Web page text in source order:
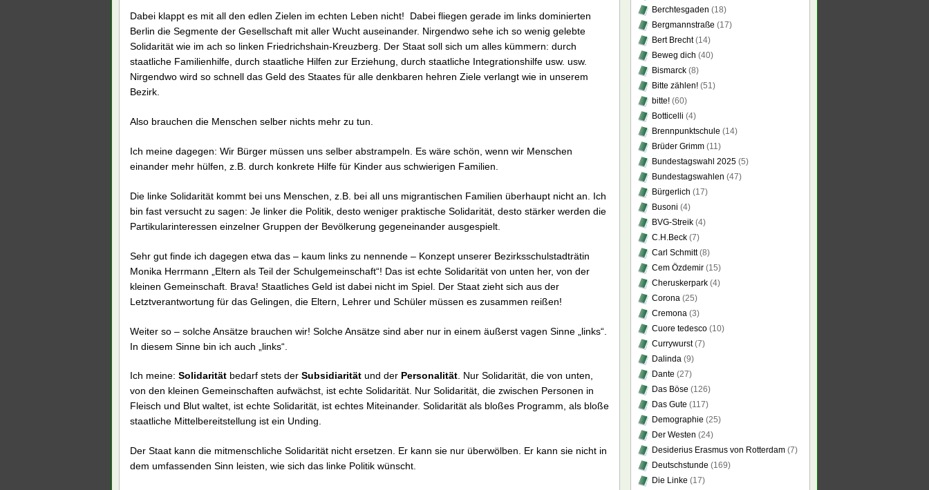
Dabei klappt es mit all den edlen Zielen im echten Leben nicht! Dabei fliegen gerade im links dominierten
Berlin die Segmente der Gesellschaft mit aller Wucht auseinander. Nirgendwo sehe ich so wenig gelebte
Solidarität wie im ach so linken Friedrichshain-Kreuzberg. Der Staat soll sich um alles kümmern: durch
staatliche Familienhilfe, durch staatliche Hilfen zur Erziehung, durch staatliche Integrationshilfe usw. usw.
Nirgendwo wird so schnell das Geld des Staates für alle denkbaren hehren Ziele verlangt wie in unserem
Bezirk.
Also brauchen die Menschen selber nichts mehr zu tun.
Ich meine dagegen: Wir Bürger müssen uns selber abstrampeln. Es wäre schön, wenn wir Menschen
einander mehr hülfen, z.B. durch konkrete Hilfe für Kinder aus schwierigen Familien.
Die linke Solidarität kommt bei uns Menschen, z.B. bei all uns migrantischen Familien überhaupt nicht an. Ich
bin fast versucht zu sagen: Je linker die Politik, desto weniger praktische Solidarität, desto stärker werden die
Partikularinteressen einzelner Gruppen der Bevölkerung gegeneinander ausgespielt.
Sehr gut finde ich dagegen etwa das – kaum links zu nennende – Konzept unserer Bezirksschulstadträtin
Monika Herrmann „Eltern als Teil der Schulgemeinschaft“! Das ist echte Solidarität von unten her, von der
kleinen Gemeinschaft. Brava! Staatliches Geld ist dabei nicht im Spiel. Der Staat zieht sich aus der
Letztverantwortung für das Gelingen, die Eltern, Lehrer und Schüler müssen es zusammen reißen!
Weiter so – solche Ansätze brauchen wir! Solche Ansätze sind aber nur in einem äußerst vagen Sinne „links“.
In diesem Sinne bin ich auch „links“.
Ich meine: Solidarität bedarf stets der Subsidiarität und der Personalität. Nur Solidarität, die von unten,
von den kleinen Gemeinschaften aufwächst, ist echte Solidarität. Nur Solidarität, die zwischen Personen in
Fleisch und Blut waltet, ist echte Solidarität, ist echtes Miteinander. Solidarität als bloßes Programm, als bloße
staatliche Mittelbereitstellung ist ein Unding.
Der Staat kann die mitmenschliche Solidarität nicht ersetzen. Er kann sie nur überwölben. Er kann sie nicht in
dem umfassenden Sinn leisten, wie sich das linke Politik wünscht.
Berchtesgaden (18)
Bergmannstraße (17)
Bert Brecht(14)
Beweg dich (40)
Bismarck (8)
Bitte zählen! (51)
bitte! (60)
Botticelli (4)
Brennpunktschule (14)
Brüder Grimm (11)
Bundestagswahl 2025 (5)
Bundestagswahlen (47)
Bürgerlich (17)
Busoni (4)
BVG-Streik (4)
C.H.Beck (7)
Carl Schmitt(8)
Cem Özdemir (15)
Cheruskerpark (4)
Corona (25)
Cremona (3)
Cuore tedesco (10)
Currywurst(7)
Dalinda (9)
Dante (27)
Das Böse (126)
Das Gute (117)
Demographie (25)
Der Westen (24)
Desiderius Erasmus von Rotterdam (7)
Deutschstunde (169)
Die Linke (17)